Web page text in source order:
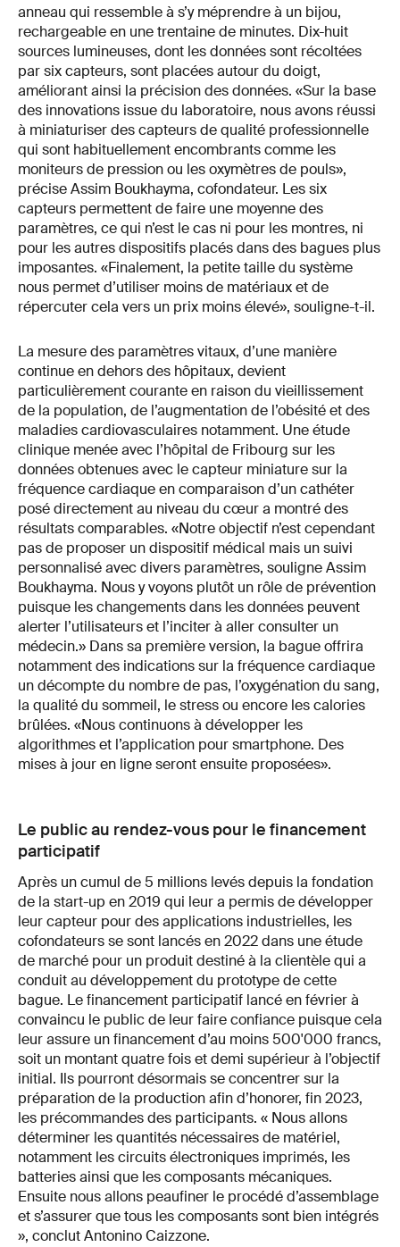
anneau qui ressemble à s’y méprendre à un bijou,
rechargeable en une trentaine de minutes. Dix-huit
sources lumineuses, dont les données sont récoltées
par six capteurs, sont placées autour du doigt,
améliorant ainsi la précision des données. «Sur la base
des innovations issue du laboratoire, nous avons réussi
à miniaturiser des capteurs de qualité professionnelle
qui sont habituellement encombrants comme les
moniteurs de pression ou les oxymètres de pouls»,
précise Assim Boukhayma, cofondateur. Les six
capteurs permettent de faire une moyenne des
paramètres, ce qui n’est le cas ni pour les montres, ni
pour les autres dispositifs placés dans des bagues plus
imposantes. «Finalement, la petite taille du système
nous permet d’utiliser moins de matériaux et de
répercuter cela vers un prix moins élevé», souligne-t-il.
La mesure des paramètres vitaux, d’une manière
continue en dehors des hôpitaux, devient
particulièrement courante en raison du vieillissement
de la population, de l’augmentation de l’obésité et des
maladies cardiovasculaires notamment. Une étude
clinique menée avec l’hôpital de Fribourg sur les
données obtenues avec le capteur miniature sur la
fréquence cardiaque en comparaison d’un cathéter
posé directement au niveau du cœur a montré des
résultats comparables. «Notre objectif n’est cependant
pas de proposer un dispositif médical mais un suivi
personnalisé avec divers paramètres, souligne Assim
Boukhayma. Nous y voyons plutôt un rôle de prévention
puisque les changements dans les données peuvent
alerter l’utilisateurs et l’inciter à aller consulter un
médecin.» Dans sa première version, la bague offrira
notamment des indications sur la fréquence cardiaque
un décompte du nombre de pas, l’oxygénation du sang,
la qualité du sommeil, le stress ou encore les calories
brûlées. «Nous continuons à développer les
algorithmes et l’application pour smartphone. Des
mises à jour en ligne seront ensuite proposées».
Le public au rendez-vous pour le financement
participatif
Après un cumul de 5 millions levés depuis la fondation
de la start-up en 2019 qui leur a permis de développer
leur capteur pour des applications industrielles, les
cofondateurs se sont lancés en 2022 dans une étude
de marché pour un produit destiné à la clientèle qui a
conduit au développement du prototype de cette
bague. Le financement participatif lancé en février à
convaincu le public de leur faire confiance puisque cela
leur assure un financement d’au moins 500'000 francs,
soit un montant quatre fois et demi supérieur à l’objectif
initial. Ils pourront désormais se concentrer sur la
préparation de la production afin d’honorer, fin 2023,
les précommandes des participants. « Nous allons
déterminer les quantités nécessaires de matériel,
notamment les circuits électroniques imprimés, les
batteries ainsi que les composants mécaniques.
Ensuite nous allons peaufiner le procédé d’assemblage
et s’assurer que tous les composants sont bien intégrés
», conclut Antonino Caizzone.